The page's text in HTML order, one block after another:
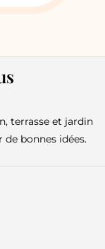
terrasse et jardin
bonnes idées.